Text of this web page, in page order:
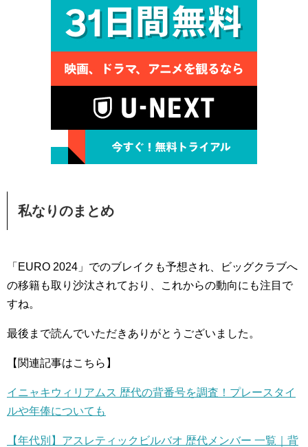
私なりのまとめ
「EURO 2024」でのブレイクも予想され、ビッグクラブへ
の移籍も取り沙汰されており、これからの動向にも注目で
すね。
最後まで読んでいただきありがとうございました。
【関連記事はこちら】
イニャキウィリアムス 歴代の背番号を調査！プレースタイ
ルや年俸についても
【年代別】アスレティックビルバオ 歴代メンバー 一覧｜背